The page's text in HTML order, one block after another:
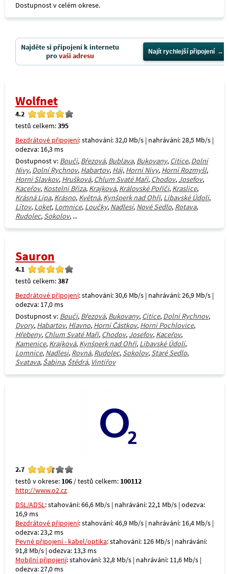
Dostupnost v celém okrese.
Najděte si připojení k internetu
provaši adresu Najít rychlejší připojení
Wolfnet
4.2
testů celkem:395
Bezdrátové připojení: stahování: 32,0 Mb/s | nahrávání: 28,5 Mb/s |
odezva: 16,3 ms
Dostupnost v: Boučí, Březová, Bublava, Bukovany, Citice, Dolní
Nivy, Dolní Rychnov, Habartov, Háj, Horní Nivy, Horní Rozmyšl,
Horní Slavkov, Hrušková, Chlum Svaté Maří, Chodov, Josefov,
Kaceřov, Kostelní Bříza, Krajková, Královské Poříčí, Kraslice,
Krásná Lípa, Krásno, Květná, Kynšperk nad Ohří, Libavské Údolí,
Lítov, Loket, Lomnice, Loučky, Nadlesí, Nové Sedlo, Rotava,
Rudolec, Sokolov, ...
Sauron
4.1
testů celkem:387
Bezdrátové připojení: stahování: 30,6 Mb/s | nahrávání: 26,9 Mb/s |
odezva: 17,0 ms
Dostupnost v: Boučí, Březová, Bukovany, Citice, Dolní Rychnov,
Dvory, Habartov, Hlavno, Horní Částkov, Horní Pochlovice,
Hřebeny, Chlum Svaté Maří, Chodov, Josefov, Kaceřov,
Kamenice, Krajková, Kynšperk nad Ohří, Libavské Údolí,
Lomnice, Nadlesí, Rovná, Rudolec, Sokolov, Staré Sedlo,
Svatava, Šabina, Štědrá, Vintířov
2.7
testů v okrese: 106 / testů celkem: 100112
http://www.o2.cz
DSL/ADSL: stahování: 66,6 Mb/s | nahrávání: 22,1 Mb/s | odezva:
16,9 ms
Bezdrátové připojení: stahování: 46,9 Mb/s | nahrávání: 16,4 Mb/s |
odezva: 23,2 ms
Pevné připojení - kabel/optika: stahování: 126 Mb/s | nahrávání:
91,8 Mb/s | odezva: 13,3 ms
Mobilní připojení: stahování: 32,8 Mb/s | nahrávání: 11,6 Mb/s |
odezva: 27,0 ms